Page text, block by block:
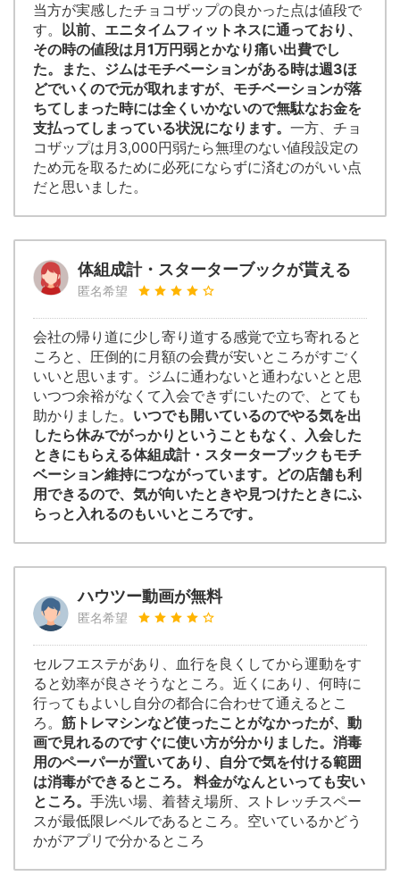
当方が実感したチョコザップの良かった点は値段で
す。 以前、エニタイムフィットネスに通っており、
その時の値段は月1万円弱とかなり痛い出費でし
た。また、ジムはモチベーションがある時は週3ほ
どでいくので元が取れますが、モチベーションが落
ちてしまった時には全くいかないので無駄なお金を
支払ってしまっている状況になります。 一方、チョ
コザップは月3,000円弱たら無理のない値段設定の
ため元を取るために必死にならずに済むのがいい点
だと思いました。
体組成計・スターターブックが貰える
匿名希望
会社の帰り道に少し寄り道する感覚で立ち寄れると
ころと、圧倒的に月額の会費が安いところがすごく
いいと思います。ジムに通わないと通わないとと思
いつつ余裕がなくて入会できずにいたので、とても
助かりました。 いつでも開いているのでやる気を出
したら休みでがっかりということもなく、入会した
ときにもらえる体組成計・スターターブックもモチ
ベーション維持につながっています。どの店舗も利
用できるので、気が向いたときや見つけたときにふ
らっと入れるのもいいところです。
ハウツー動画が無料
匿名希望
セルフエステがあり、血行を良くしてから運動をす
ると効率が良さそうなところ。近くにあり、何時に
行ってもよいし自分の都合に合わせて通えるとこ
ろ。 筋トレマシンなど使ったことがなかったが、動
画で見れるのですぐに使い方が分かりました。消毒
用のペーパーが置いてあり、自分で気を付ける範囲
は消毒ができるところ。 料金がなんといっても安い
ところ。 手洗い場、着替え場所、ストレッチスペー
スが最低限レベルであるところ。空いているかどう
かがアプリで分かるところ